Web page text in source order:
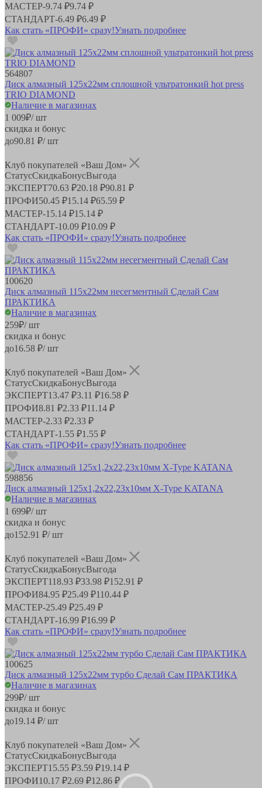
МАСТЕР-9.74 ₽9.74 ₽
СТАНДАРТ-6.49 ₽6.49 ₽
Как стать «ПРОФИ» сразу!Узнать подробнее
564807
Диск алмазный 125x22мм сплошной ультратонкий hot press
TRIO DIAMOND
Наличие в магазинах
1 009₽/ шт
скидка и бонус
до90.81 ₽/ шт
Клуб покупателей «Ваш Дом»
СтатусСкидкаБонусВыгода
ЭКСПЕРТ70.63 ₽20.18 ₽90.81 ₽
ПРОФИ50.45 ₽15.14 ₽65.59 ₽
МАСТЕР-15.14 ₽15.14 ₽
СТАНДАРТ-10.09 ₽10.09 ₽
Как стать «ПРОФИ» сразу!Узнать подробнее
100620
Диск алмазный 115х22мм несегментный Сделай Сам
ПРАКТИКА
Наличие в магазинах
259₽/ шт
скидка и бонус
до16.58 ₽/ шт
Клуб покупателей «Ваш Дом»
СтатусСкидкаБонусВыгода
ЭКСПЕРТ13.47 ₽3.11 ₽16.58 ₽
ПРОФИ8.81 ₽2.33 ₽11.14 ₽
МАСТЕР-2.33 ₽2.33 ₽
СТАНДАРТ-1.55 ₽1.55 ₽
Как стать «ПРОФИ» сразу!Узнать подробнее
598856
Диск алмазный 125x1,2х22,23х10мм X-Type KATANA
Наличие в магазинах
1 699₽/ шт
скидка и бонус
до152.91 ₽/ шт
Клуб покупателей «Ваш Дом»
СтатусСкидкаБонусВыгода
ЭКСПЕРТ118.93 ₽33.98 ₽152.91 ₽
ПРОФИ84.95 ₽25.49 ₽110.44 ₽
МАСТЕР-25.49 ₽25.49 ₽
СТАНДАРТ-16.99 ₽16.99 ₽
Как стать «ПРОФИ» сразу!Узнать подробнее
100625
Диск алмазный 125х22мм турбо Сделай Сам ПРАКТИКА
Наличие в магазинах
299₽/ шт
скидка и бонус
до19.14 ₽/ шт
Клуб покупателей «Ваш Дом»
СтатусСкидкаБонусВыгода
ЭКСПЕРТ15.55 ₽3.59 ₽19.14 ₽
ПРОФИ10.17 ₽2.69 ₽12.86 ₽